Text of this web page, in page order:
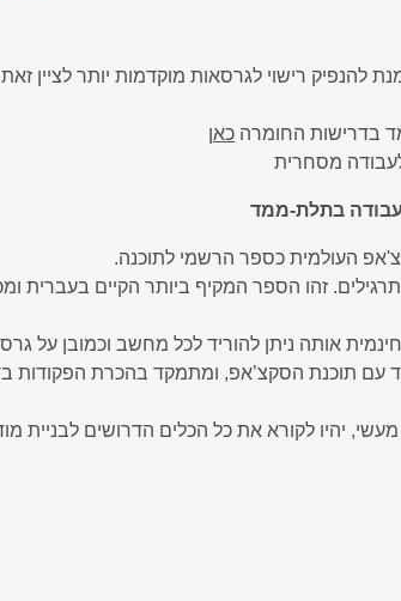
להנפיק רישוי לגרסאות מוקדמות יותר לציין
בדרישות החומרה כאן
לעבודה מסחרית
בתלת-ממד
העולמית כספר הרשמי לתוכנה.
אותה ניתן להוריד לכל מחשב וכמובן על
עם תוכנת הסקצ’אפ, ומתמקד בהכרת הפקודות
יהיו לקורא את כל הכלים הדרושים לבניית